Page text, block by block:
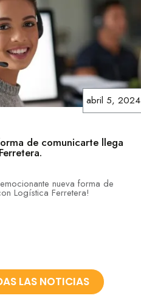
abril 5, 2024
de comunicarte llega
nueva forma de
Logística Ferretera!
LAS NOTICIAS